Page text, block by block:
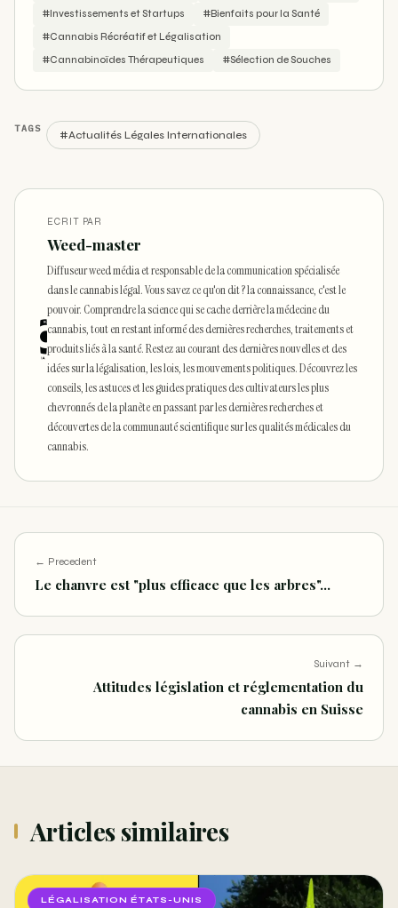
#Investissements et Startups
#Bienfaits pour la Santé
#Cannabis Récréatif et Légalisation
#Cannabinoïdes Thérapeutiques
#Sélection de Souches
TAGS
#Actualités Légales Internationales
ECRIT PAR
Weed-master
Diffuseur weed média et responsable de la communication spécialisée
dans le cannabis légal. Vous savez ce qu'on dit ? la connaissance, c'est le
pouvoir. Comprendre la science qui se cache derrière la médecine du
cannabis, tout en restant informé des dernières recherches, traitements et
produits liés à la santé. Restez au courant des dernières nouvelles et des
idées sur la légalisation, les lois, les mouvements politiques. Découvrez les
conseils, les astuces et les guides pratiques des cultivateurs les plus
chevronnés de la planète en passant par les dernières recherches et
découvertes de la communauté scientifique sur les qualités médicales du
cannabis.
← Precedent
Le chanvre est "plus efficace que les arbres"…
Suivant →
Attitudes législation et réglementation du
cannabis en Suisse
Articles similaires
LÉGALISATION ÉTATS-UNIS